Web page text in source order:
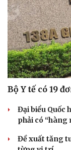
Bộ Y tế có 19
Đại biểu Quốc
phải có “hàng
Đề xuất tăng